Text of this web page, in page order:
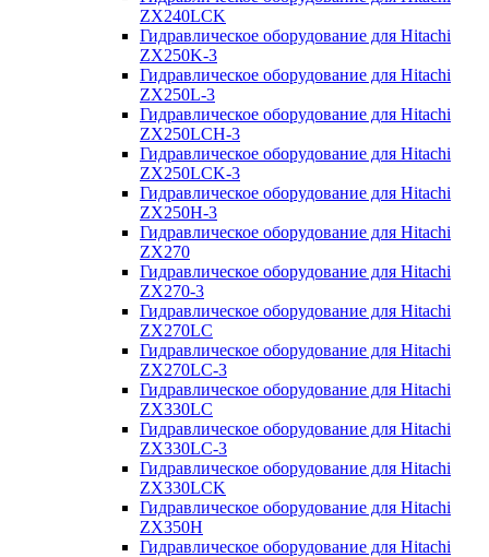
ZX240LCK
Гидравлическое оборудование для Hitachi
ZX250K-3
Гидравлическое оборудование для Hitachi
ZX250L-3
Гидравлическое оборудование для Hitachi
ZX250LCH-3
Гидравлическое оборудование для Hitachi
ZX250LCK-3
Гидравлическое оборудование для Hitachi
ZX250Н-3
Гидравлическое оборудование для Hitachi
ZX270
Гидравлическое оборудование для Hitachi
ZX270-3
Гидравлическое оборудование для Hitachi
ZX270LC
Гидравлическое оборудование для Hitachi
ZX270LC-3
Гидравлическое оборудование для Hitachi
ZX330LC
Гидравлическое оборудование для Hitachi
ZX330LC-3
Гидравлическое оборудование для Hitachi
ZX330LCK
Гидравлическое оборудование для Hitachi
ZX350H
Гидравлическое оборудование для Hitachi